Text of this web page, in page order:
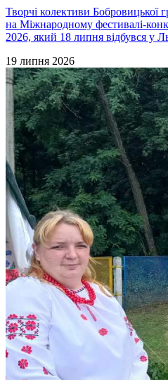
Творчі колективи Бобровицької
на Міжнародному фестивалі-
2026, який 18 липня відбувся у
19 липня 2026